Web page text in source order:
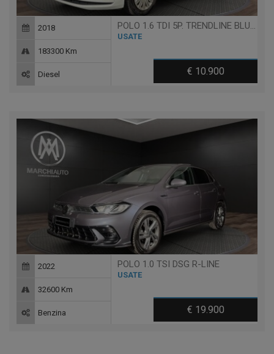
POLO 1.6 TDI 5P. TRENDLINE BLUEMOTION TECHNOLOGY
USATE
€ 10.900
2018
183300 Km
Diesel
POLO 1.0 TSI DSG R-LINE
USATE
€ 19.900
2022
32600 Km
Benzina